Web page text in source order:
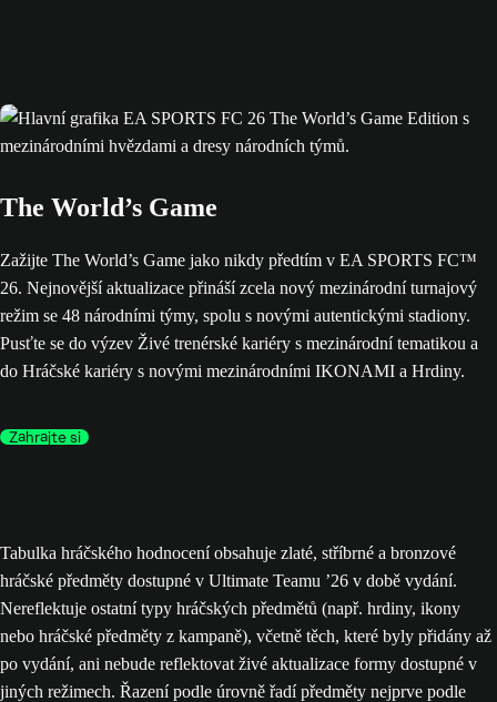
The World’s Game
Zažijte The World’s Game jako nikdy předtím v EA SPORTS FC™
26. Nejnovější aktualizace přináší zcela nový mezinárodní turnajový
režim se 48 národními týmy, spolu s novými autentickými stadiony.
Pusťte se do výzev Živé trenérské kariéry s mezinárodní tematikou a
do Hráčské kariéry s novými mezinárodními IKONAMI a Hrdiny.
Zahrajte si
Tabulka hráčského hodnocení obsahuje zlaté, stříbrné a bronzové
hráčské předměty dostupné v Ultimate Teamu ’26 v době vydání.
Nereflektuje ostatní typy hráčských předmětů (např. hrdiny, ikony
nebo hráčské předměty z kampaně), včetně těch, které byly přidány až
po vydání, ani nebude reflektovat živé aktualizace formy dostupné v
jiných režimech. Řazení podle úrovně řadí předměty nejprve podle